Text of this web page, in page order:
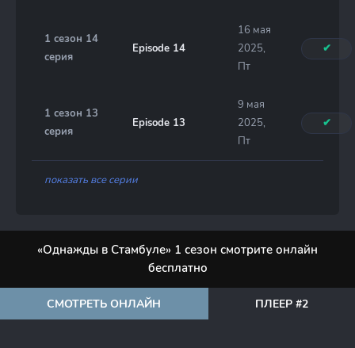
1 сезон 14
серия
Episode 14
16 мая
2025,
Пт
✔
1 сезон 13
серия
Episode 13
9 мая
2025,
Пт
✔
показать все серии
«Однажды в Стамбуле» 1 сезон смотрите онлайн
бесплатно
СМОТРЕТЬ ОНЛАЙН ПЛЕЕР #2